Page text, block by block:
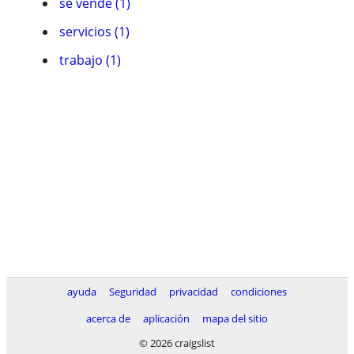
servicios (1)
trabajo (1)
ayuda Seguridad privacidad
condiciones
acerca de
aplicación
mapa del sitio
© 2026 craigslist